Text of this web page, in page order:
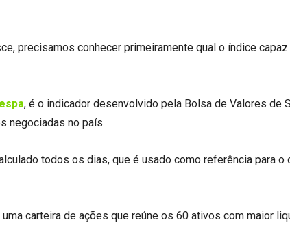
precisamos conhecer primeiramente qual o índice
, é o indicador desenvolvido pela Bolsa de Valores de
negociadas no país.
todos os dias, que é usado como referência para o
carteira de ações que reúne os 60 ativos com maior